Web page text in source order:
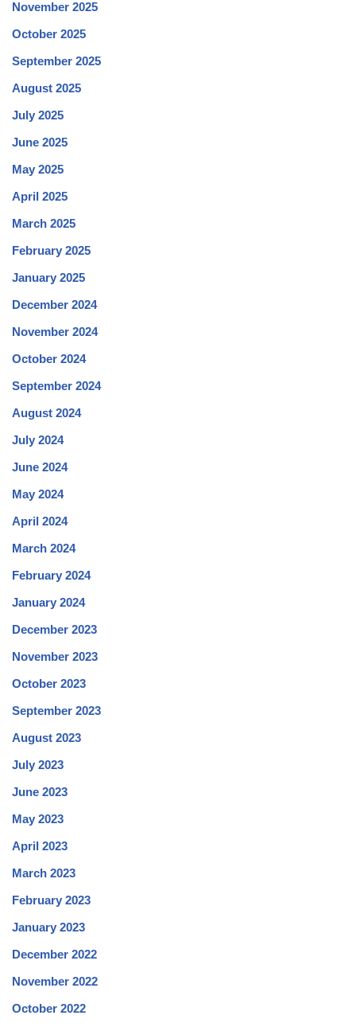
November 2025
October 2025
September 2025
August 2025
July 2025
June 2025
May 2025
April 2025
March 2025
February 2025
January 2025
December 2024
November 2024
October 2024
September 2024
August 2024
July 2024
June 2024
May 2024
April 2024
March 2024
February 2024
January 2024
December 2023
November 2023
October 2023
September 2023
August 2023
July 2023
June 2023
May 2023
April 2023
March 2023
February 2023
January 2023
December 2022
November 2022
October 2022